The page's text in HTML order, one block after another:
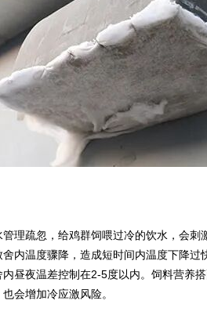
疏忽，给鸡群饲喂过冷的饮水，会刺
内温度骤降，造成短时间内温度下降过
昼夜温差控制在2-5度以内。饲料营养
会增加冷应激风险。